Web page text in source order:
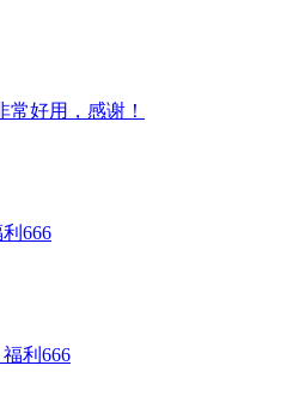
常好用，感谢！
666
福利666